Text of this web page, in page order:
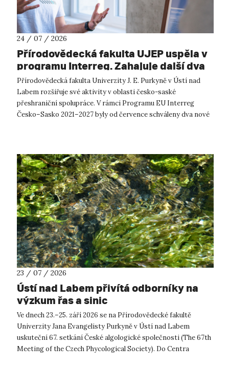
24 / 07 / 2026
Přírodovědecká fakulta UJEP uspěla v
programu Interreg. Zahajuje další dva
přeshraniční projekty se saskými
partnery
Přírodovědecká fakulta Univerzity J. E. Purkyně v Ústí nad
Labem rozšiřuje své aktivity v oblasti česko-saské
přeshraniční spolupráce. V rámci Programu EU Interreg
Česko–Sasko 2021–2027 byly od července schváleny dva nové
23 / 07 / 2026
Ústí nad Labem přivítá odborníky na
výzkum řas a sinic
Ve dnech 23.–25. září 2026 se na Přírodovědecké fakultě
Univerzity Jana Evangelisty Purkyně v Ústí nad Labem
uskuteční 67. setkání České algologické společnosti (The 67th
Meeting of the Czech Phycological Society). Do Centra